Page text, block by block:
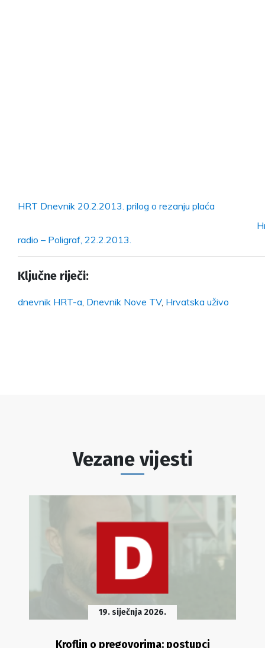
HRT Dnevnik 20.2.2013. prilog o rezanju plaća
radio – Poligraf, 22.2.2013.
Ključne riječi:
dnevnik HRT-a Dnevnik Nove TV, Hrvatska uživo
Vezane vijesti
19. siječnja 2026.
Kroflin o pregovorima: postupci